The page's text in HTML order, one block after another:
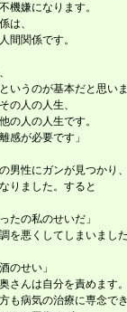
機嫌になります。
は、
間関係です。
いうのが基本だと思い
の人の人生、
の人の人生です。
感が必要です」
男性にガンが見つかり
りました。すると
たの私のせいだ」
を悪くしてしまいまし
のせい」
さんは自分を責めます
も病気の治療に専念で